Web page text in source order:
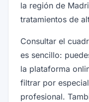
la región de
tratamientos de
Consultar el
es sencillo:
la plataforma
filtrar por
profesional.